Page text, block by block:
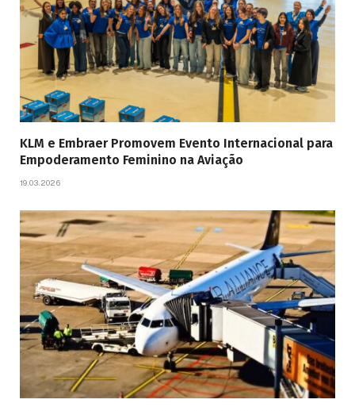
KLM e Embraer Promovem Evento Internacional para
Empoderamento Feminino na Aviação
19.03.2026